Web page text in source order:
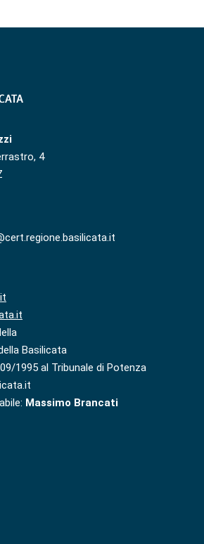
4
Basilicata
1995 al Tribunale di Potenza
Massimo Brancati